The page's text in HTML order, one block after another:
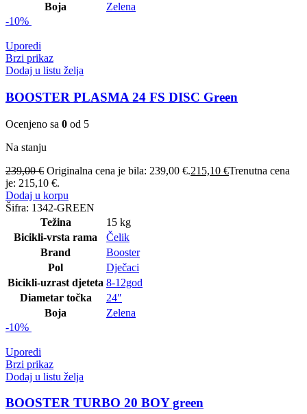
Boja
Zelena
-10%
Uporedi
Brzi prikaz
Dodaj u listu želja
BOOSTER PLASMA 24 FS DISC Green
Ocenjeno sa 0 od 5
Na stanju
239,00€ Originalna cena je bila: 239,00 €.215,10 €Trenutna cena
je: 215,10 €.
Dodaj u korpu
Šifra: 1342-GREEN
Težina
15 kg
Bicikli-vrsta rama
Čelik
Brand
Booster
Pol
Dječaci
Bicikli-uzrast djeteta 8-12god
Diametar točka
24″
Boja
Zelena
-10%
Uporedi
Brzi prikaz
Dodaj u listu želja
BOOSTER TURBO 20 BOY green